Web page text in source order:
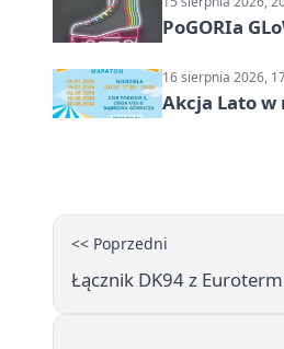
PoGORIa
16 sierpnia 2026,
Akcja Lato w
<< Poprzedni
Łącznik DK94 z